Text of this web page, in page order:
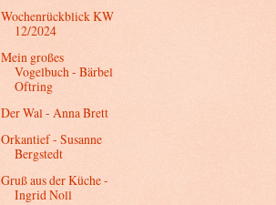
Wochenrückblick KW
12/2024
Mein großes
Vogelbuch - Bärbel
Oftring
Der Wal - Anna Brett
Orkantief - Susanne
Bergstedt
Gruß aus der Küche -
Ingrid Noll